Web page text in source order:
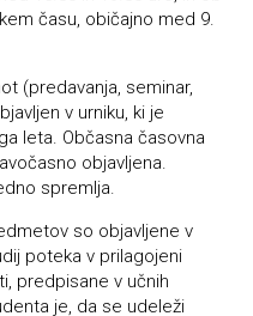
času, običajno med 9.
(predavanja, seminar,
v urniku, ki je
leta. Občasna časovna
objavljena.
spremlja.
so objavljene v
poteka v prilagojeni
predpisane v učnih
je, da se udeleži